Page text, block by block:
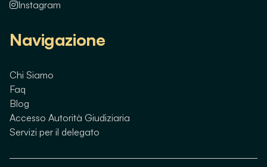
Instagram
Navigazione
Chi Siamo
Faq
Blog
Accesso Autorità Giudiziaria
Servizi per il delegato